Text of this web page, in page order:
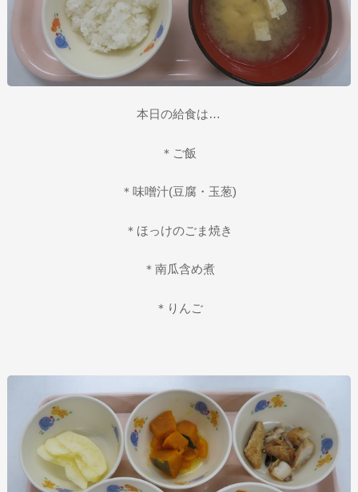
本日の給食は…
＊ご飯
＊味噌汁(豆腐・玉葱)
＊ほっけのごま焼き
＊南瓜含め煮
＊りんご